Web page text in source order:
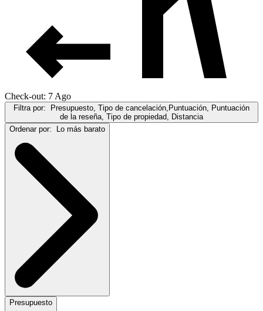
Check-out: 7 Ago
Filtra por: Presupuesto, Tipo de cancelación,Puntuación, Puntuación
de la reseña, Tipo de propiedad, Distancia
Ordenar por: Lo más barato
Presupuesto